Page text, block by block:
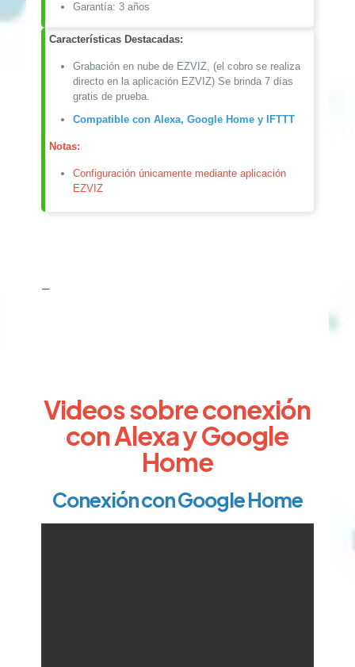
Garantía: 3 años
Características Destacadas:
Grabación en nube de EZVIZ, (el cobro se realiza
directo en la aplicación EZVIZ) Se brinda 7 días
gratis de prueba.
Compatible con Alexa, Google Home y IFTTT
Notas:
Configuración únicamente mediante aplicación
EZVIZ
—
Videos sobre conexión
con Alexa y Google
Home
Conexión con Google Home